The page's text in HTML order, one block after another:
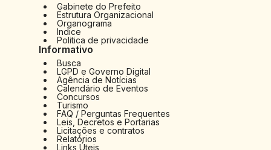
Gabinete do Prefeito
Estrutura Organizacional
Organograma
Indice
Politica de privacidade
Informativo
Busca
LGPD e Governo Digital
Agência de Notícias
Calendário de Eventos
Concursos
Turismo
FAQ / Perguntas Frequentes
Leis, Decretos e Portarias
Licitações e contratos
Relatórios
Links Úteis